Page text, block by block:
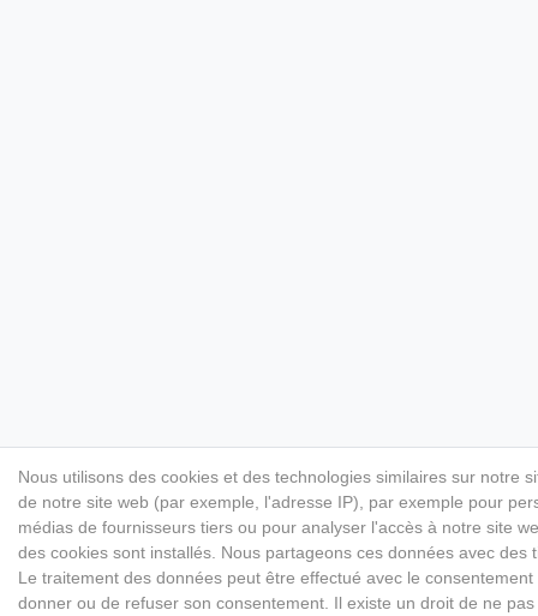
Nous utilisons des cookies et des technologies similaires sur notre
de notre site web (par exemple, l'adresse IP), par exemple pour
médias de fournisseurs tiers ou pour analyser l'accès à notre site
des cookies sont installés. Nous partageons ces données avec
Le traitement des données peut être effectué avec le
donner ou de refuser son consentement. Il existe un droit de ne